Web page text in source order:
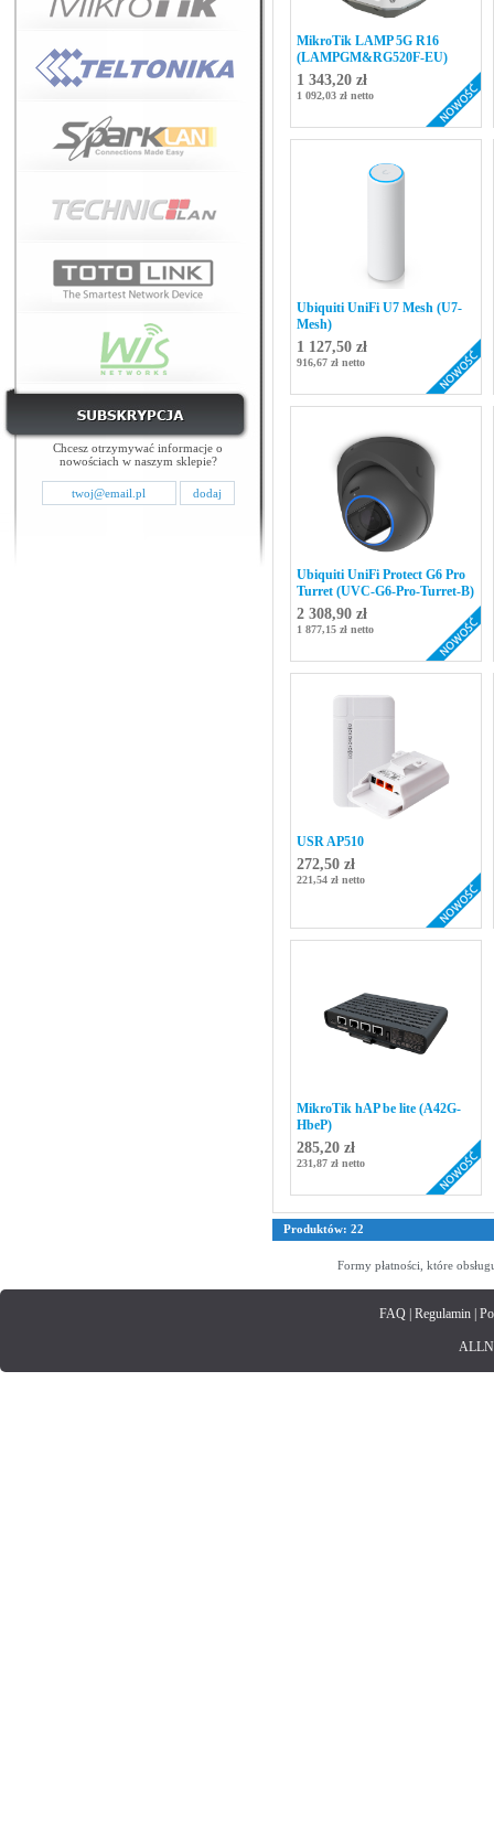
Chcesz otrzymywać informacje o
nowościach w naszym sklepie?
MikroTik LAMP 5G R16
(LAMPGM&RG520F-EU)
1 343,20 zł
1 092,03 zł netto
Ubiquiti UniFi U7 Mesh (U7-
Mesh)
1 127,50 zł
916,67 zł netto
Ubiquiti UniFi Protect G6 Pro
Turret (UVC-G6-Pro-Turret-B)
2 308,90 zł
1 877,15 zł netto
USR AP510
272,50 zł
221,54 zł netto
MikroTik hAP be lite (A42G-
HbeP)
285,20 zł
231,87 zł netto
Produktów: 22
Formy płatności, które
FAQ| Regulamin|